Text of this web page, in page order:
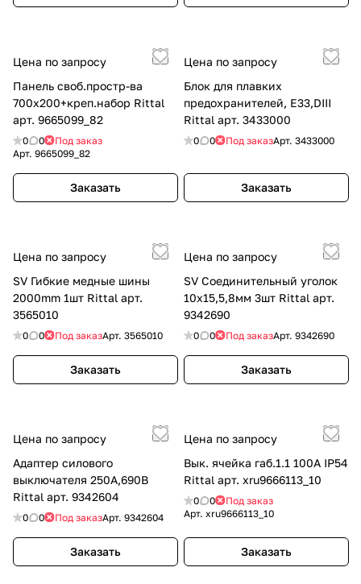
Цена по запросу
Панель своб.простр-ва
700х200+креп.набор Rittal
арт. 9665099_82
0 0
Под заказ
Арт. 9665099_82
Заказать
Цена по запросу
Блок для плавких
предохранителей, E33,DIII
Rittal арт. 3433000
0 0 Под заказАрт. 3433000
Заказать
Цена по запросу
SV Гибкие медные шины
2000mm 1шт Rittal арт.
3565010
0 0 Под заказАрт. 3565010
Заказать
Цена по запросу
SV Соединительный уголок
10x15,5,8мм 3шт Rittal арт.
9342690
0 0 Под заказАрт. 9342690
Заказать
Цена по запросу
Адаптер силового
выключателя 250A,690В
Rittal арт. 9342604
0 0 Под заказАрт. 9342604
Заказать
Цена по запросу
Вык. ячейка габ.1.1 100А IP54
Rittal арт. xru9666113_10
0 0
Под заказ
Арт. xru9666113_10
Заказать